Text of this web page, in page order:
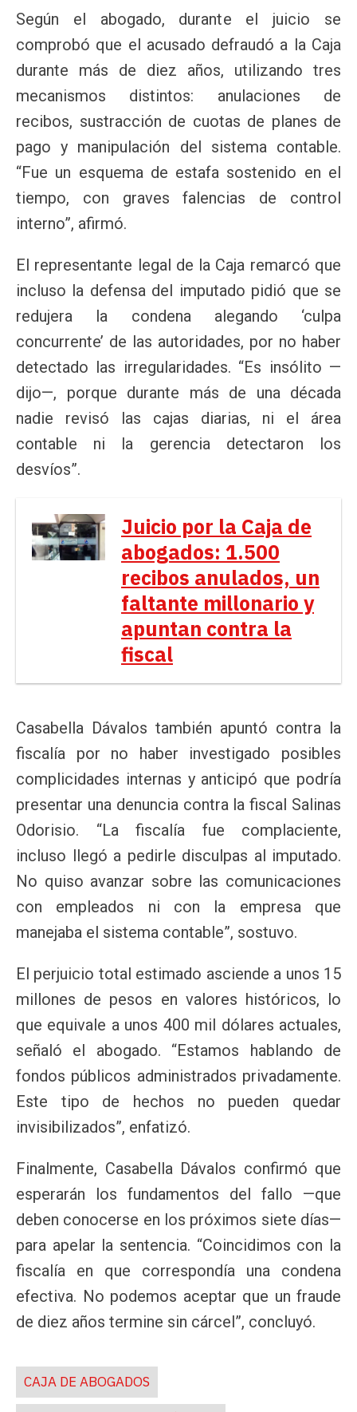
Según el abogado, durante el juicio se
comprobó que el acusado defraudó a la Caja
durante más de diez años, utilizando tres
mecanismos distintos: anulaciones de
recibos, sustracción de cuotas de planes de
pago y manipulación del sistema contable.
“Fue un esquema de estafa sostenido en el
tiempo, con graves falencias de control
interno”, afirmó.
El representante legal de la Caja remarcó que
incluso la defensa del imputado pidió que se
redujera la condena alegando ‘culpa
concurrente’ de las autoridades, por no haber
detectado las irregularidades. “Es insólito —
dijo—, porque durante más de una década
nadie revisó las cajas diarias, ni el área
contable ni la gerencia detectaron los
desvíos”.
Juicio por la Caja de
abogados: 1.500
recibos anulados, un
faltante millonario y
apuntan contra la
fiscal
Casabella Dávalos también apuntó contra la
fiscalía por no haber investigado posibles
complicidades internas y anticipó que podría
presentar una denuncia contra la fiscal Salinas
Odorisio. “La fiscalía fue complaciente,
incluso llegó a pedirle disculpas al imputado.
No quiso avanzar sobre las comunicaciones
con empleados ni con la empresa que
manejaba el sistema contable”, sostuvo.
El perjuicio total estimado asciende a unos 15
millones de pesos en valores históricos, lo
que equivale a unos 400 mil dólares actuales,
señaló el abogado. “Estamos hablando de
fondos públicos administrados privadamente.
Este tipo de hechos no pueden quedar
invisibilizados”, enfatizó.
Finalmente, Casabella Dávalos confirmó que
esperarán los fundamentos del fallo —que
deben conocerse en los próximos siete días—
para apelar la sentencia. “Coincidimos con la
fiscalía en que correspondía una condena
efectiva. No podemos aceptar que un fraude
de diez años termine sin cárcel”, concluyó.
CAJA DE ABOGADOS